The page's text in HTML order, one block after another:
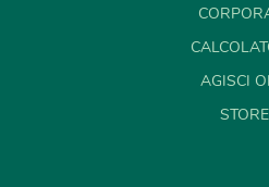
AGISCI
STORE